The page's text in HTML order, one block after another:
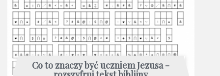
Co to znaczy być uczniem Jezusa -